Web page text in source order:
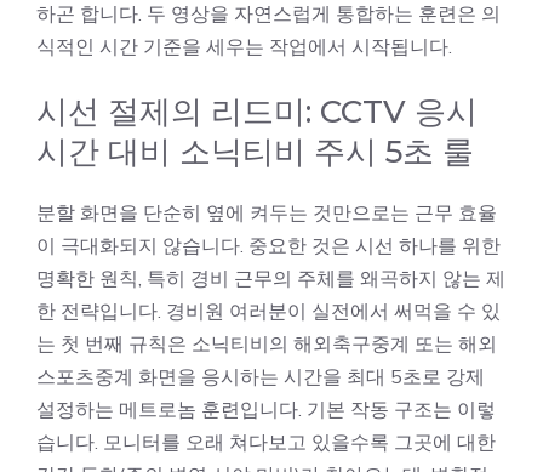
하곤 합니다. 두 영상을 자연스럽게 통합하는 훈련은 의
식적인 시간 기준을 세우는 작업에서 시작됩니다.
시선 절제의 리드미: CCTV 응시
시간 대비 소닉티비 주시 5초 룰
분할 화면을 단순히 옆에 켜두는 것만으로는 근무 효율
이 극대화되지 않습니다. 중요한 것은 시선 하나를 위한
명확한 원칙, 특히 경비 근무의 주체를 왜곡하지 않는 제
한 전략입니다. 경비원 여러분이 실전에서 써먹을 수 있
는 첫 번째 규칙은 소닉티비의 해외축구중계 또는 해외
스포츠중계 화면을 응시하는 시간을 최대 5초로 강제
설정하는 메트로놈 훈련입니다. 기본 작동 구조는 이렇
습니다. 모니터를 오래 쳐다보고 있을수록 그곳에 대한